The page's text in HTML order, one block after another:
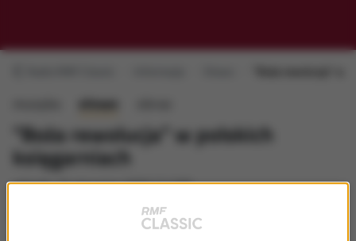
słowo
"Boża rewolucja" w polskich
księgarniach
wtorek, 31 stycznia 2006 (11:09)
Książka będąca zapisem wszystkich przemówień